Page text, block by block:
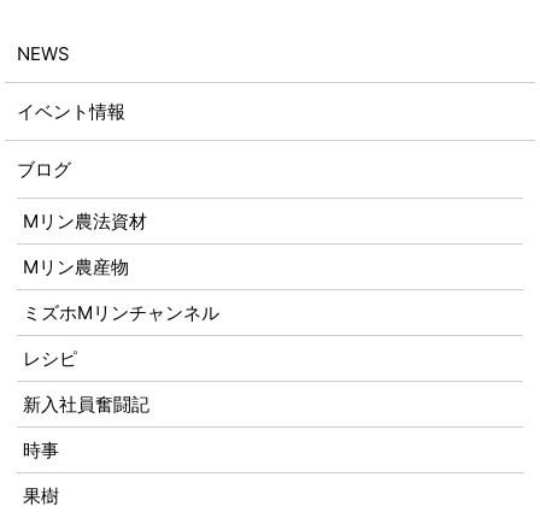
NEWS
イベント情報
ブログ
Mリン農法資材
Mリン農産物
ミズホMリンチャンネル
レシピ
新入社員奮闘記
時事
果樹